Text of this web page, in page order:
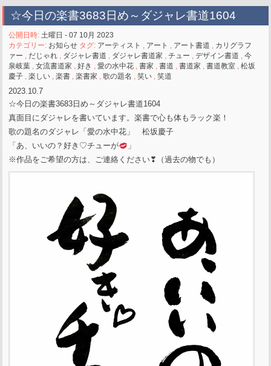
☆今日の楽書3683日め～ダジャレ書道1604
公開日時:土曜日 - 07 10月 2023
カテゴリー: お知らせ タグ: アーティスト , アート , アート書道 , カリグラフ
ァー , だじゃれ , ダジャレ書道 , ダジャレ書道家 ,チュー ,デザイン書道 ,今
泉岐葉 ,女流書道家 ,好き ,愛の水中花 ,書家 ,書道 ,書道家 ,書道教室 ,松坂
慶子 ,楽しい ,楽書 ,楽書家 ,歌の題名 ,笑い ,笑道
2023.10.7
☆今日の楽書3683日め～ダジャレ書道1604
真面目にダジャレを書いています。楽書で心も体もラック楽！
歌の題名のダジャレ「愛の水中花」 松坂慶子
「あ、いいの？好き♡チューが
」
※作品をご希望の方は、ご連絡ください❣（過去の物でも）